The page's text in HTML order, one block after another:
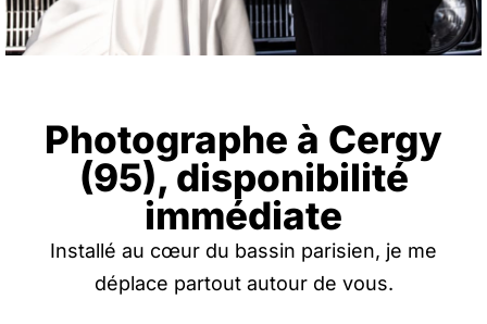
Photographe à Cergy
(95), disponibilité
immédiate
Installé au cœur du bassin parisien, je me
déplace partout autour de vous.